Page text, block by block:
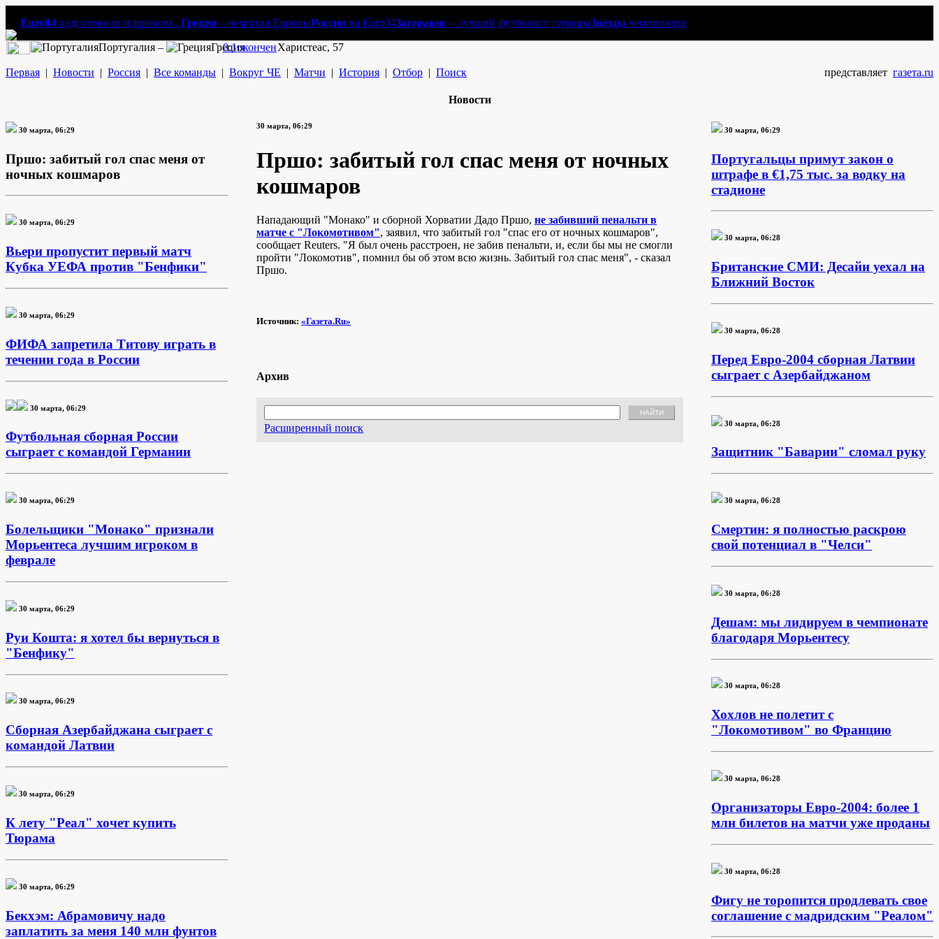
Euro04 подготовили и провели...Греция – чемпион ЕвропыРоссия на Euro04Загоракис – лучший футболист турнираЗвёзды чемпионата
Португалия – Греция
0:1оконченХаристеас, 57
Первая | Новости | Россия | Все команды | Вокруг ЧЕ | Матчи | История | Отбор | Поиск представляет газета.ru
Новости
30 марта, 06:29
Пршо: забитый гол спас меня от
ночных кошмаров
30 марта, 06:29
Вьери пропустит первый матч
Кубка УЕФА против "Бенфики"
30 марта, 06:29
ФИФА запретила Титову играть в
течении года в России
30 марта, 06:29
Футбольная сборная России
сыграет с командой Германии
30 марта, 06:29
Болельщики "Монако" признали
Морьентеса лучшим игроком в
феврале
30 марта, 06:29
Руи Кошта: я хотел бы вернуться в
"Бенфику"
30 марта, 06:29
Сборная Азербайджана сыграет с
командой Латвии
30 марта, 06:29
К лету "Реал" хочет купить
Тюрама
30 марта, 06:29
Бекхэм: Абрамовичу надо
заплатить за меня 140 млн фунтов
30 марта, 06:29
Пршо: забитый гол спас меня от ночных
кошмаров
Нападающий "Монако" и сборной Хорватии Дадо Пршо, не забивший пенальти в
матче с "Локомотивом", заявил, что забитый гол "cпас его от ночных кошмаров",
сообщает Reuters. "Я был очень расстроен, не забив пенальти, и, если бы мы не смогли
пройти "Локомотив", помнил бы об этом всю жизнь. Забитый гол спас меня", - сказал
Пршо.
Источник: «Газета.Ru»
Архив
Расширенный поиск
30 марта, 06:29
Португальцы примут закон о
штрафе в €1,75 тыс. за водку на
стадионе
30 марта, 06:28
Британские СМИ: Десайи уехал на
Ближний Восток
30 марта, 06:28
Перед Евро-2004 сборная Латвии
сыграет с Азербайджаном
30 марта, 06:28
Защитник "Баварии" сломал руку
30 марта, 06:28
Смертин: я полностью раскрою
свой потенциал в "Челси"
30 марта, 06:28
Дешам: мы лидируем в чемпионате
благодаря Морьентесу
30 марта, 06:28
Хохлов не полетит с
"Локомотивом" во Францию
30 марта, 06:28
Организаторы Евро-2004: более 1
млн билетов на матчи уже проданы
30 марта, 06:28
Фигу не торопится продлевать свое
соглашение с мадридским "Реалом"